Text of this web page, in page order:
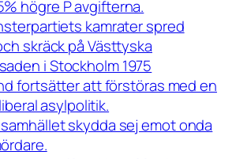
högre P avgifterna.
kamrater spred
skräck på Västtyska
i Stockholm 1975
fortsätter att förstöras med en
asylpolitik.
skydda sej emot onda